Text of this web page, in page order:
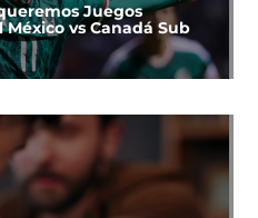
Juegos
vs Canadá Sub